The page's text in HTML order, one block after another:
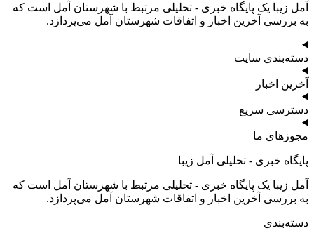
آمل زیبا یک پایگاه خبری - تحلیلی مرتبط با شهرستان آمل است که
به بررسی آخرین اخبار و اتفاقات شهرستان آمل می‌پردازد.
دسته‌بندی سایت
آخرین اخبار
دسترسی سریع
مجوزهای ما
پایگاه خبری - تحلیلی آمل زیبا
آمل زیبا یک پایگاه خبری - تحلیلی مرتبط با شهرستان آمل است که
به بررسی آخرین اخبار و اتفاقات شهرستان آمل می‌پردازد.
دسته‌بندی